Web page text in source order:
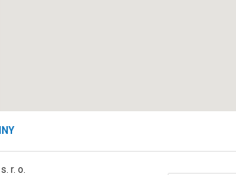
r. o.